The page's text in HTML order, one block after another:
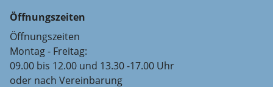
Öffnungszeiten
Öffnungszeiten
Montag - Freitag:
09.00 bis 12.00 und 13.30 -17.00 Uhr
oder nach Vereinbarung